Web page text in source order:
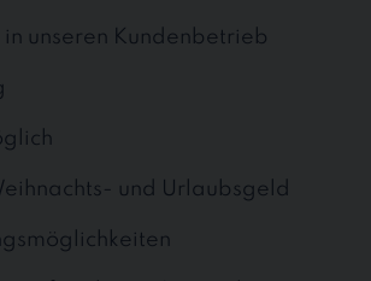
unseren Kundenbetrieb
und Urlaubsgeld